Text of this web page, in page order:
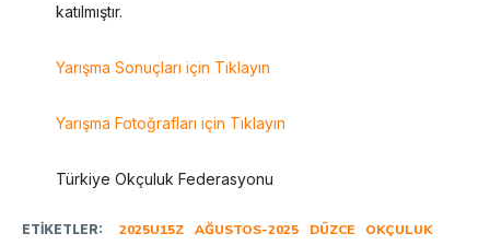
katılmıştır.
Yarışma Sonuçları için Tıklayın
Yarışma Fotoğrafları için Tıklayın
Türkiye Okçuluk Federasyonu
ETIKETLER: 2025U15Z AĞUSTOS-2025 DÜZCE
OKÇULUK